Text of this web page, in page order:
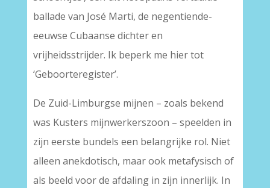
ballade van José Marti, de negentiende-
eeuwse Cubaanse dichter en
vrijheidsstrijder. Ik beperk me hier tot
‘Geboorteregister’.
De Zuid-Limburgse mijnen – zoals bekend
was Kusters mijnwerkerszoon – speelden in
zijn eerste bundels een belangrijke rol. Niet
alleen anekdotisch, maar ook metafysisch of
als beeld voor de afdaling in zijn innerlijk. In